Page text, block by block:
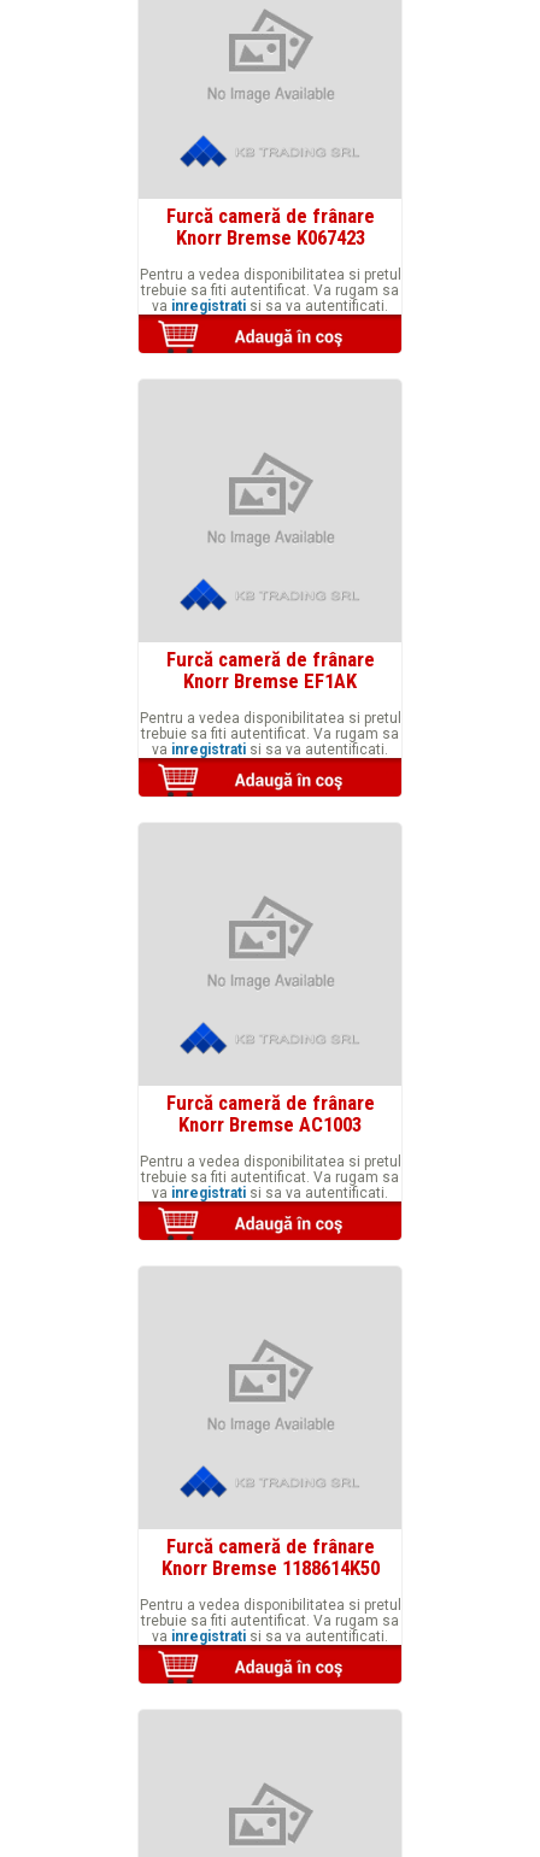
Furcă cameră de frânare
Knorr Bremse K067423
Pentru a vedea disponibilitatea si pretul
trebuie sa fiti autentificat. Va rugam sa
va inregistrati si sa va autentificati.
Furcă cameră de frânare
Knorr Bremse EF1AK
Pentru a vedea disponibilitatea si pretul
trebuie sa fiti autentificat. Va rugam sa
va inregistrati si sa va autentificati.
Furcă cameră de frânare
Knorr Bremse AC1003
Pentru a vedea disponibilitatea si pretul
trebuie sa fiti autentificat. Va rugam sa
va inregistrati si sa va autentificati.
Furcă cameră de frânare
Knorr Bremse 1188614K50
Pentru a vedea disponibilitatea si pretul
trebuie sa fiti autentificat. Va rugam sa
va inregistrati si sa va autentificati.